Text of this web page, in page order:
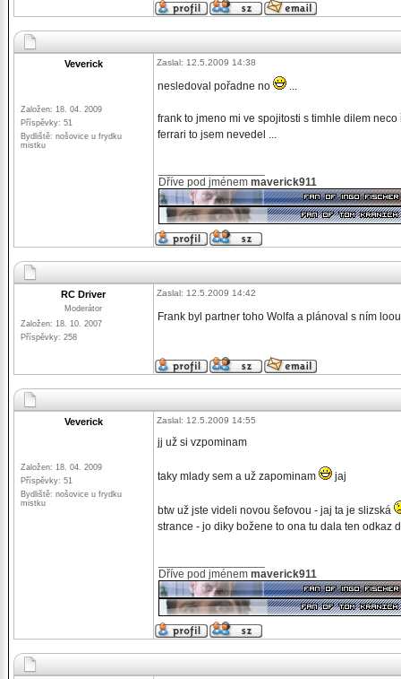
Veverick
Založen: 18. 04. 2009
Příspěvky: 51
Bydliště: nošovice u frydku
mistku
Zaslal: 12.5.2009 14:38
nesledoval pořadne no ...
frank to jmeno mi ve spojitosti s timhle dilem
ferrari to jsem nevedel ...
Dříve pod jménem maverick911
RC Driver
Moderátor
Založen: 18. 10. 2007
Příspěvky: 258
Zaslal: 12.5.2009 14:42
Frank byl partner toho Wolfa a plánoval s ním
Veverick
Založen: 18. 04. 2009
Příspěvky: 51
Bydliště: nošovice u frydku
mistku
Zaslal: 12.5.2009 14:55
jj už si vzpominam
taky mlady sem a už zapominam jaj
btw už jste videli novou šefovou - jaj ta je slizská
strance - jo diky božene to ona tu dala ten odkaz
Dříve pod jménem maverick911